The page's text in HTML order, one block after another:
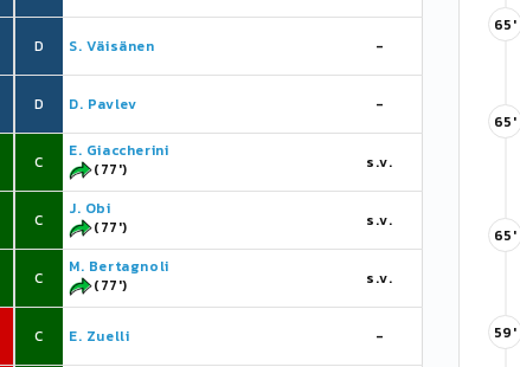
D S. Väisänen -
D D. Pavlev -
C
E. Giaccherini
(77')
s.v.
C
J. Obi
(77')
s.v.
C
M. Bertagnoli
(77')
s.v.
C E. Zuelli -
65'
65'
65'
59'